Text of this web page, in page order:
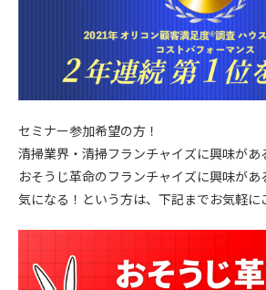
セミナー参加希望の方！
清掃業界・清掃フランチャイズに興味があ
おそうじ革命のフランチャイズに興味があ
気になる！という方は、下記までお気軽に